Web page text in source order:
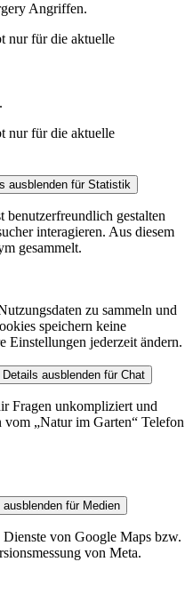
Angriffen.
nur für die aktuelle
nur für die aktuelle
ausblenden für Statistik
gestalten
interagieren. Aus diesem
gesammelt.
zu sammeln und
speichern keine
Einstellungen jederzeit ändern.
Details ausblenden für Chat
Fragen unkompliziert und
„Natur im Garten“ Telefon
ausblenden für Medien
von Google Maps bzw.
von Meta.